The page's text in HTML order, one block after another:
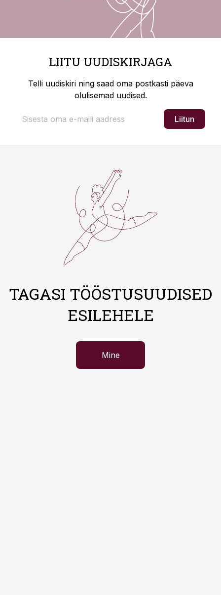
LIITU UUDISKIRJAGA
Telli uudiskiri ning saad oma postkasti päeva
olulisemad uudised.
Liitun
TAGASI TÖÖSTUSUUDISED
ESILEHELE
Mine